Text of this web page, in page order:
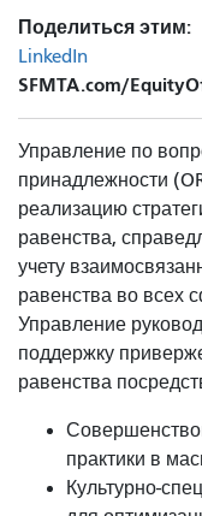
Поделиться этим:
LinkedIn
SFMTA.com/
Управление по
принадлежности
реализацию
равенства,
учету
равенства во всех
Управление
поддержку
равенства
практики в
Культурно-